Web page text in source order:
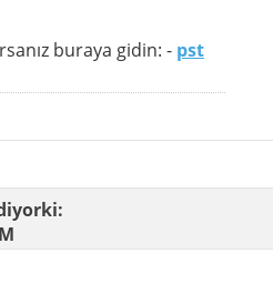
buraya gidin: - pst